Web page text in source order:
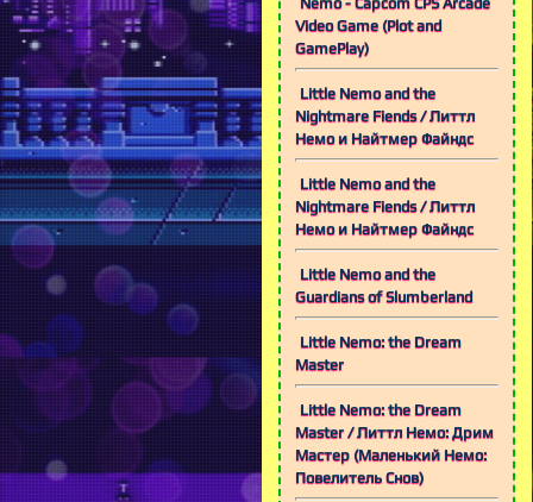
Video Game (Plot and
GamePlay)
Little Nemo and the
Nightmare Fiends / Литтл
Немо и Найтмер Файндс
Little Nemo and the
Nightmare Fiends / Литтл
Немо и Найтмер Файндс
Little Nemo and the
Guardians of Slumberland
Little Nemo: the Dream
Master
Little Nemo: the Dream
Master / Литтл Немо: Дрим
Мастер (Маленький Немо:
Повелитель Снов)